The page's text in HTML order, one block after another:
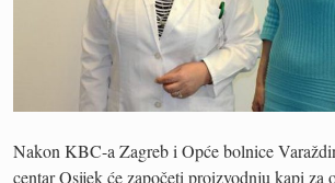
Nakon KBC-a Zagreb i Opće bolnice
centar Osijek će započeti proizvodnju kapi za